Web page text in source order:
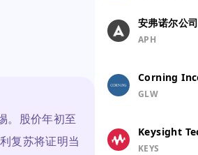
。股价年初至
复苏将证明当
安弗诺尔公司
APH
GLW
KEYS